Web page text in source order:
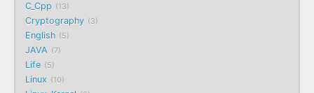
C_Cpp 13
Cryptography 3
English 5
JAVA 7
Life 5
Linux 10